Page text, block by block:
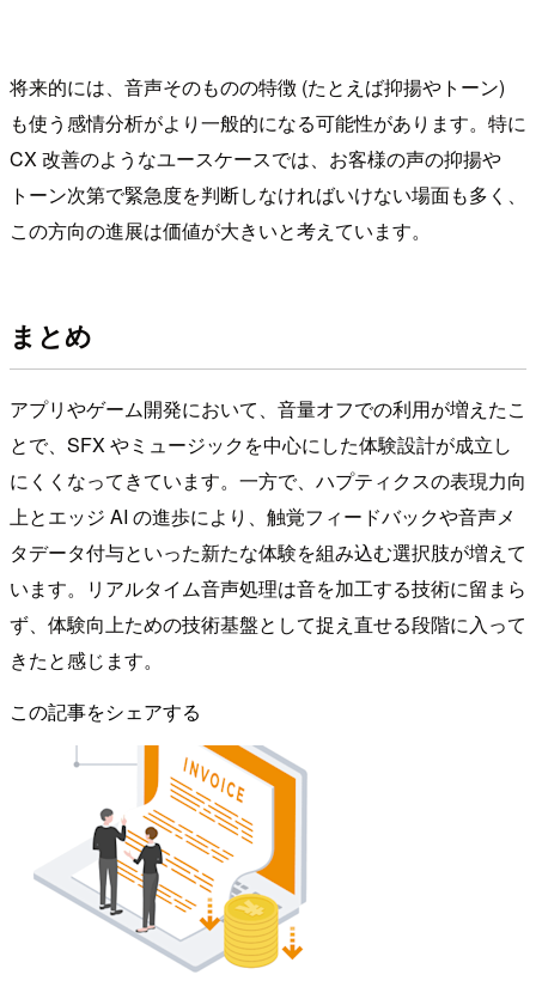
将来的には、音声そのものの特徴 (たとえば抑揚やトーン)
も使う感情分析がより一般的になる可能性があります。特に
CX 改善のようなユースケースでは、お客様の声の抑揚や
トーン次第で緊急度を判断しなければいけない場面も多く、
この方向の進展は価値が大きいと考えています。
まとめ
アプリやゲーム開発において、音量オフでの利用が増えたこ
とで、SFX やミュージックを中心にした体験設計が成立し
にくくなってきています。一方で、ハプティクスの表現力向
上とエッジ AI の進歩により、触覚フィードバックや音声メ
タデータ付与といった新たな体験を組み込む選択肢が増えて
います。リアルタイム音声処理は音を加工する技術に留まら
ず、体験向上ための技術基盤として捉え直せる段階に入って
きたと感じます。
この記事をシェアする